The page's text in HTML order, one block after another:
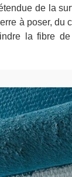
de la
à poser, du
la fibre